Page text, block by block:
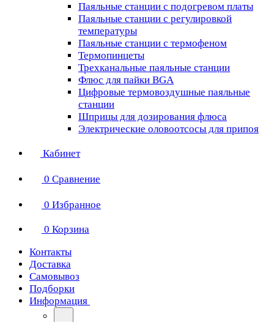
Паяльные станции с подогревом платы
Паяльные станции с регулировкой
температуры
Паяльные станции с термофеном
Термопинцеты
Трехканальные паяльные станции
Флюс для пайки BGA
Цифровые термовоздушные паяльные
станции
Шприцы для дозирования флюса
Электрические оловоотсосы для припоя
Кабинет
0 Сравнение
0 Избранное
0 Корзина
Контакты
Доставка
Самовывоз
Подборки
Информация